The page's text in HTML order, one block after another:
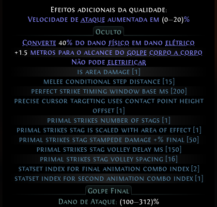
Efeitos adicionais da qualidade:
Velocidade de ataqueaumentada em (0—20)%
Oculto
Converte 40% do dano físico em dano elétrico
+1.5 metros para o alcance do golpe corpo a corpo
Não pode eletrificar
is area damage [1]
melee conditional step distance [15]
perfect strike timing window base ms [200]
precise cursor targeting uses contact point height
offset [1]
primal strikes number of stags [1]
primal strikes stag is scaled with area of effect [1]
primal strikes stag stampede damage +% final [50]
primal strikes stag volley delay ms [150]
primal strikes stag volley spacing [16]
statset index for final animation combo index [2]
statset index for second animation combo index [1]
Golpe Final
Dano de Ataque: (100—312)%